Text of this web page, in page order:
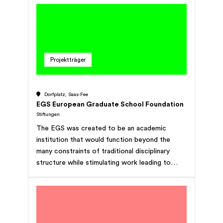
environnementale et de risques naturels, ainsi
Projektträger
Dorfplatz, Saas-Fee
EGS European Graduate School Foundation
Stiftungen
The EGS was created to be an academic
institution that would function beyond the
many constraints of traditional disciplinary
structure while stimulating work leading to
degrees.